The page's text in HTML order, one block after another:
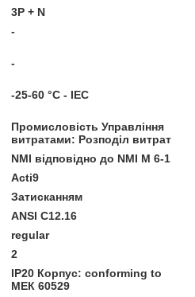
3P + N
-
-
-25-60 °C - IEC
Промисловість Управління
витратами: Розподіл витрат
NMI відповідно до NMI M 6-1
Acti9
Затисканням
ANSI C12.16
regular
2
IP20 Корпус: conforming to
МЕК 60529